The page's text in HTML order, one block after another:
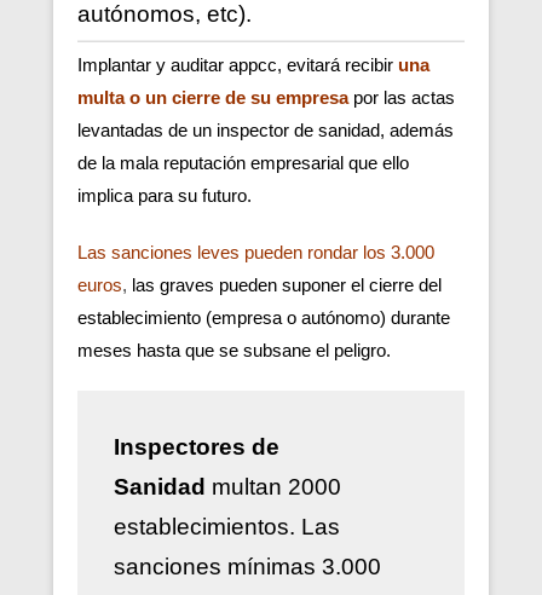
autónomos, etc).
Implantar y auditar appcc, evitará recibir una
multa o un cierre de su empresa por las actas
levantadas de un inspector de sanidad, además
de la mala reputación empresarial que ello
implica para su futuro.
Las sanciones leves pueden rondar los 3.000
euros, las graves pueden suponer el cierre del
establecimiento (empresa o autónomo) durante
meses hasta que se subsane el peligro.
Inspectores de
Sanidad multan 2000
establecimientos. Las
sanciones mínimas 3.000